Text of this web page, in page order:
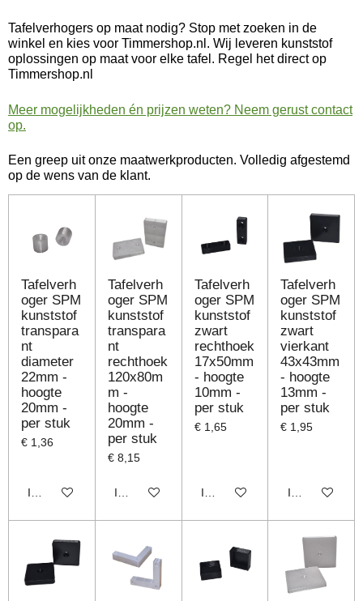
Tafelverhogers op maat nodig? Stop met zoeken in de
winkel en kies voor Timmershop.nl. Wij leveren kunststof
oplossingen op maat voor elke tafel. Regel het direct op
Timmershop.nl
Meer mogelijkheden én prijzen weten? Neem gerust contact
op.
Een greep uit onze maatwerkproducten. Volledig afgestemd
op de wens van de klant.
Tafelverh
oger SPM
kunststof
transpara
nt
diameter
22mm -
hoogte
20mm -
per stuk
€ 1,36
In winkelwagen
Tafelverh
oger SPM
kunststof
transpara
nt
rechthoek
120x80m
m -
hoogte
20mm -
per stuk
€ 8,15
In winkelwagen
Tafelverh
oger SPM
kunststof
zwart
rechthoek
17x50mm
- hoogte
10mm -
per stuk
€ 1,65
In winkelwagen
Tafelverh
oger SPM
kunststof
zwart
vierkant
43x43mm
- hoogte
13mm -
per stuk
€ 1,95
In